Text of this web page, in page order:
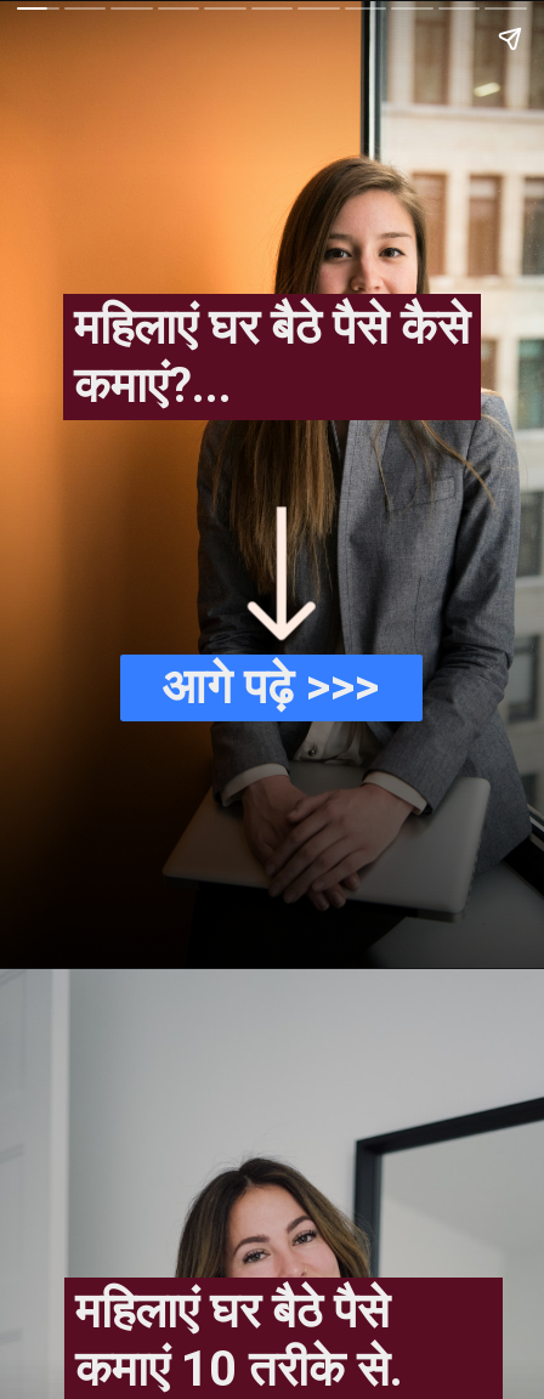
महिलाएं घर बैठे पैसे कैसे
कमाएं?...
आगे पढ़े >>>
महिलाएं घर बैठे पैसे
कमाएं 10 तरीके से.